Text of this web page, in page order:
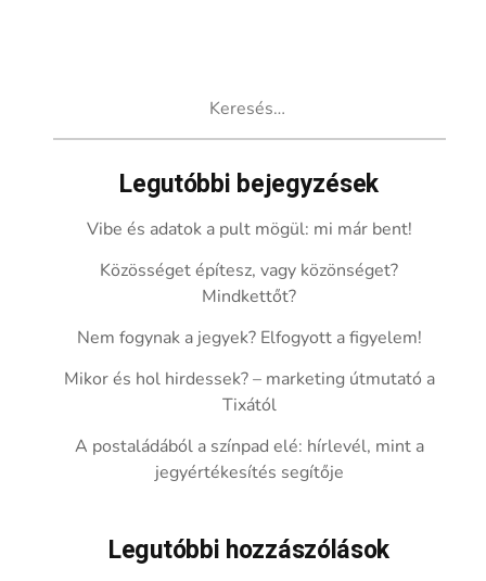
Legutóbbi bejegyzések
Vibe és adatok a pult mögül: mi már bent!
Közösséget építesz, vagy közönséget?
Mindkettőt?
Nem fogynak a jegyek? Elfogyott a figyelem!
Mikor és hol hirdessek? – marketing útmutató a
Tixától
A postaládából a színpad elé: hírlevél, mint a
jegyértékesítés segítője
Legutóbbi hozzászólások